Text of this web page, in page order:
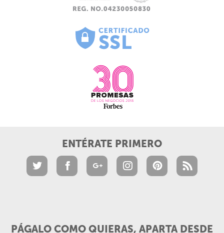
ENTÉRATE PRIMERO
PÁGALO COMO QUIERAS, APARTA DESDE